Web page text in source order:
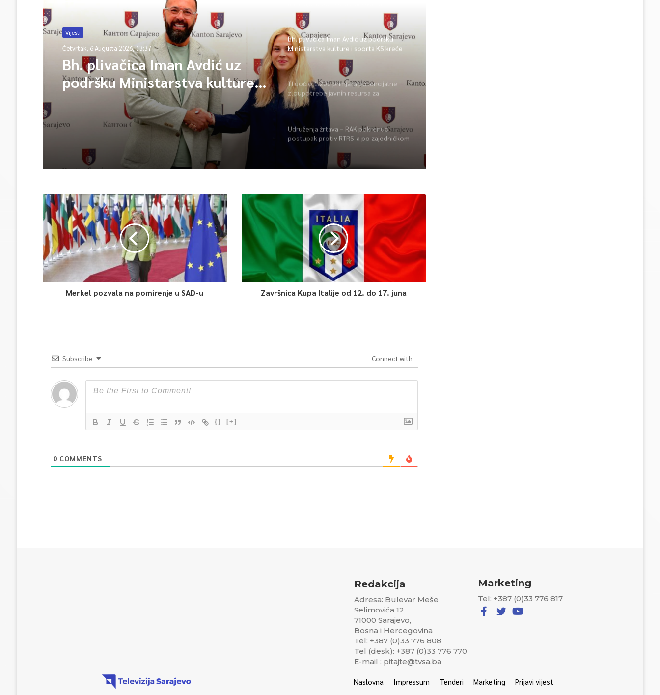
Vijesti
Četvrtak, 6 Augusta 2026, 13:37
Bh. plivačica Iman Avdić uz
podršku Ministarstva kulture i
sporta KS kreće na Evropsko
prvenstvo i Mediteranske igre
socijalne zaštite
Bh. plivačica Iman Avdić uz podršku
Ministarstva kulture i sporta KS kreće
na Evropsko prvenstvo i Mediteranske
igre
TI uočio 1.200 primjera potencijalne
zloupotrebe javnih resursa za
promociju stranaka
Udruženja žrtava – RAK pokrenuo
postupak protiv RTRS-a po zajedničkom
prigovoru pet udruženja žrtava
Merkel pozvala na pomirenje u SAD-u Završnica Kupa Italije od 12. do 17. juna
Subscribe Connect with
{} [+]
0 COMMENTS
Redakcija
Adresa: Bulevar Meše
Selimovića 12,
71000 Sarajevo,
Bosna i Hercegovina
Tel: +387 (0)33 776 808
Tel (desk): +387 (0)33 776 770
E-mail : pitajte@tvsa.ba
Marketing
Tel: +387 (0)33 776 817
Naslovna Impressum Tenderi Marketing Prijavi vijest